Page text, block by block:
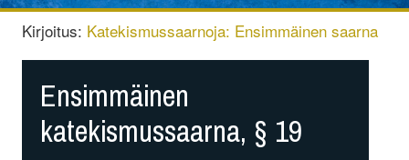
Kirjoitus: Katekismussaarnoja: Ensimmäinen saarna
Ensimmäinen
katekismussaarna, § 19